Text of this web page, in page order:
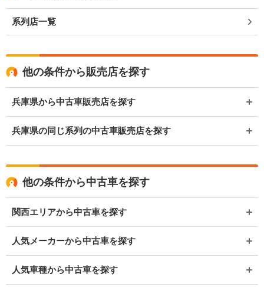
系列店一覧
他の条件から販売店を探す
兵庫県から中古車販売店を探す
兵庫県の同じ系列の中古車販売店を探す
他の条件から中古車を探す
関西エリアから中古車を探す
人気メーカーから中古車を探す
人気車種から中古車を探す